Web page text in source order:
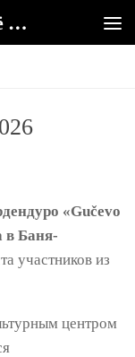
СЕРБСКИЕ ХРОНИКИ: Всё о Сербии
«Gučevo
в Баня-
участников из
центром